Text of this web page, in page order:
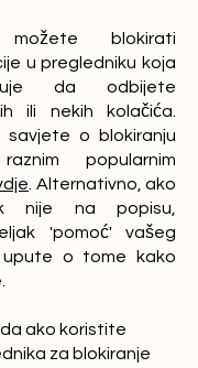
blokirati
u pregledniku koja
da odbijete
ili nekih kolačića.
savjete o blokiranju
popularnim
. Alternativno, ako
nije na popisu,
'pomoć' vašeg
upute o tome kako
da ako koristite
za blokiranje